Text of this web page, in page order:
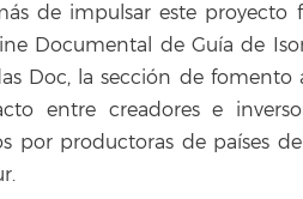
de impulsar este proyecto
Documental de Guía de
Doc, la sección de
entre creadores e
por productoras de países